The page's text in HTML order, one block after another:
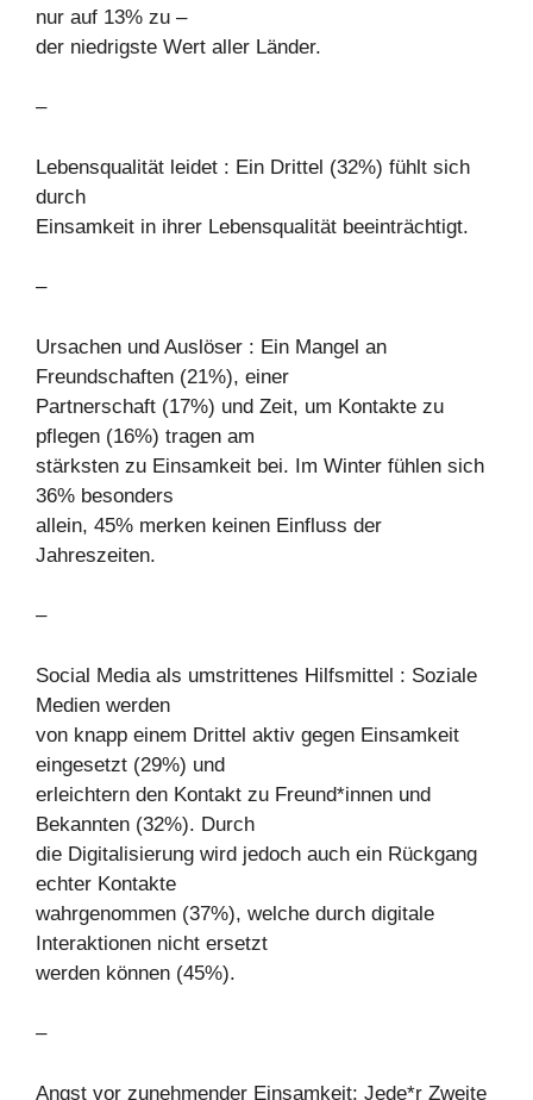
nur auf 13% zu –
der niedrigste Wert aller Länder.
–
Lebensqualität leidet : Ein Drittel (32%) fühlt sich
durch
Einsamkeit in ihrer Lebensqualität beeinträchtigt.
–
Ursachen und Auslöser : Ein Mangel an
Freundschaften (21%), einer
Partnerschaft (17%) und Zeit, um Kontakte zu
pflegen (16%) tragen am
stärksten zu Einsamkeit bei. Im Winter fühlen sich
36% besonders
allein, 45% merken keinen Einfluss der
Jahreszeiten.
–
Social Media als umstrittenes Hilfsmittel : Soziale
Medien werden
von knapp einem Drittel aktiv gegen Einsamkeit
eingesetzt (29%) und
erleichtern den Kontakt zu Freund*innen und
Bekannten (32%). Durch
die Digitalisierung wird jedoch auch ein Rückgang
echter Kontakte
wahrgenommen (37%), welche durch digitale
Interaktionen nicht ersetzt
werden können (45%).
–
Angst vor zunehmender Einsamkeit: Jede*r Zweite